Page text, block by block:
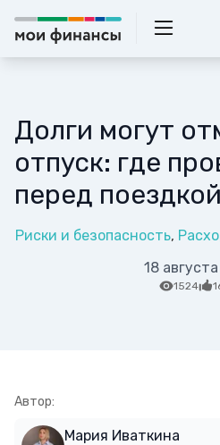
Долги могут
отпуск: где
перед
Риски и безопасность
18
1524
Автор:
Мария Иваткина